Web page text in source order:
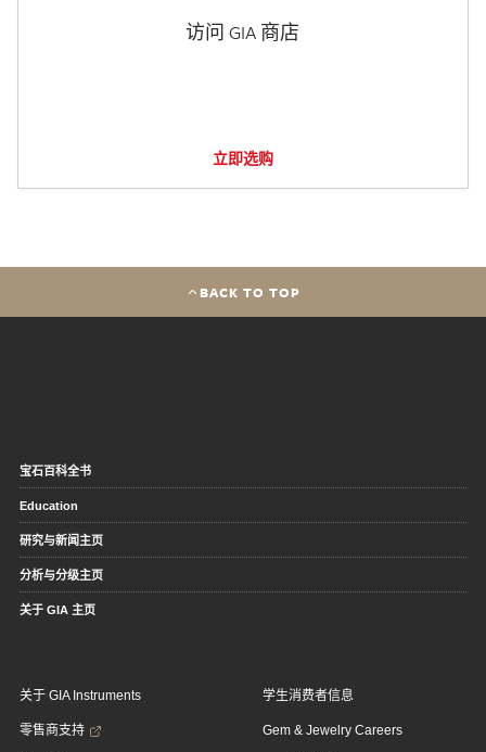
访问 GIA 商店
立即选购
BACK TO TOP
宝石百科全书
Education
研究与新闻主页
分析与分级主页
关于 GIA 主页
关于 GIA Instruments
零售商支持
学生消费者信息
Gem & Jewelry Careers